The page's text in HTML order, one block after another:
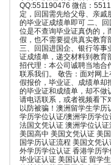
QQ:551190476 微信：
定，回国需先给父母、亲戚
的毕业证成绩单即可 二、
位是不查询毕业证真伪的，
假，也不需要提供真实教育
三、回国进国企、银行等事
证成绩单，递交材料到教育
招代理：本公司诚聘当地合
联系我们。 敬告：面对网
假报价，毕业证、成绩单却
的毕业证和成绩单，却不做
请电话联系，或者视频看下
以防被骗！澳洲留学生学
学历学位认证/澳洲学历学
法国文凭认证 澳洲学位认
美国高中 美国文凭认证 美
国学历认证流程 美国文凭
外学历学位认证 香港学历
毕业证认证 美国认证 留学